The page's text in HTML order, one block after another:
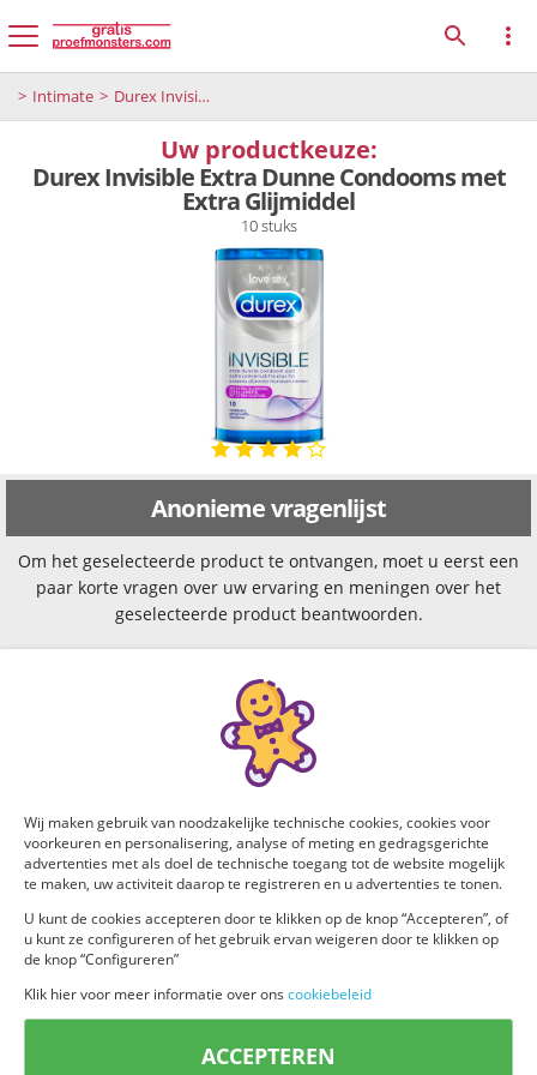
Intimate Durex Invisible Extra Dunne Condooms met Extra Glijmiddel
Uw productkeuze:
Durex Invisible Extra Dunne Condooms met
Extra Glijmiddel
10 stuks
Anonieme vragenlijst
Om het geselecteerde product te ontvangen, moet u eerst een
paar korte vragen over uw ervaring en meningen over het
geselecteerde product beantwoorden.
Ben je een man of een vrouw ?
Wij maken gebruik van noodzakelijke technische cookies, cookies voor
voorkeuren en personalisering, analyse of meting en gedragsgerichte
advertenties met als doel de technische toegang tot de website mogelijk
te maken, uw activiteit daarop te registreren en u advertenties te tonen.
U kunt de cookies accepteren door te klikken op de knop “Accepteren”, of
u kunt ze configureren of het gebruik ervan weigeren door te klikken op
de knop “Configureren”
Klik hier voor meer informatie over ons cookiebeleid
ACCEPTEREN